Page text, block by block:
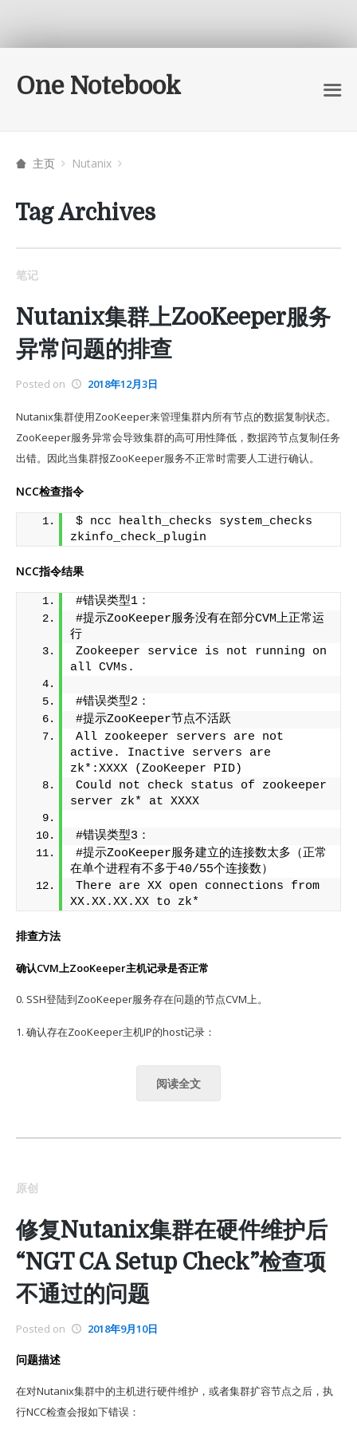
One Notebook
主页 Nutanix
Tag Archives
笔记
Nutanix集群上ZooKeeper服务
异常问题的排查
Posted on 2018年12月3日
Nutanix集群使用ZooKeeper来管理集群内所有节点的数据复制状态。
ZooKeeper服务异常会导致集群的高可用性降低，数据跨节点复制任务
出错。因此当集群报ZooKeeper服务不正常时需要人工进行确认。
NCC检查指令
$ ncc health_checks system_checks
zkinfo_check_plugin
NCC指令结果
#错误类型1：
#提示ZooKeeper服务没有在部分CVM上正常运
行
Zookeeper service is not running on
all CVMs.
#错误类型2：
#提示ZooKeeper节点不活跃
All zookeeper servers are not
active. Inactive servers are
zk*:XXXX (ZooKeeper PID)
Could not check status of zookeeper
server zk* at XXXX
#错误类型3：
#提示ZooKeeper服务建立的连接数太多（正常
在单个进程有不多于40/55个连接数）
There are XX open connections from
XX.XX.XX.XX to zk*
排查方法
确认CVM上ZooKeeper主机记录是否正常
0. SSH登陆到ZooKeeper服务存在问题的节点CVM上。
1. 确认存在ZooKeeper主机IP的host记录：
阅读全文
原创
修复Nutanix集群在硬件维护后
“NGT CA Setup Check”检查项
不通过的问题
Posted on 2018年9月10日
问题描述
在对Nutanix集群中的主机进行硬件维护，或者集群扩容节点之后，执
行NCC检查会报如下错误：